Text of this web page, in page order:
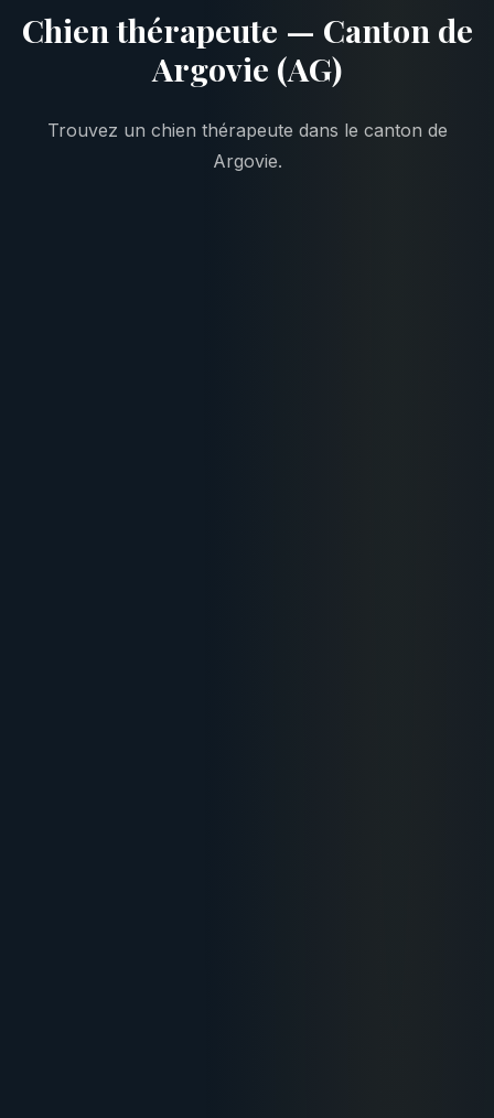
Chien thérapeute — Canton de
Argovie (AG)
Trouvez un chien thérapeute dans le canton de
Argovie.